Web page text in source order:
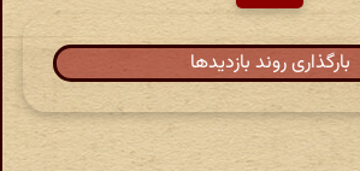
بارگذاری روند بازدیدها